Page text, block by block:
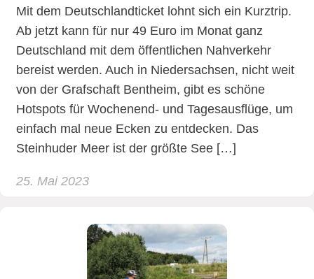
Mit dem Deutschlandticket lohnt sich ein Kurztrip.
Ab jetzt kann für nur 49 Euro im Monat ganz
Deutschland mit dem öffentlichen Nahverkehr
bereist werden. Auch in Niedersachsen, nicht weit
von der Grafschaft Bentheim, gibt es schöne
Hotspots für Wochenend- und Tagesausflüge, um
einfach mal neue Ecken zu entdecken. Das
Steinhuder Meer ist der größte See […]
25. Mai 2023